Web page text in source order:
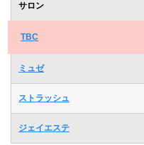
サロン
TBC
ミュゼ
ストラッシュ
ジェイエステ